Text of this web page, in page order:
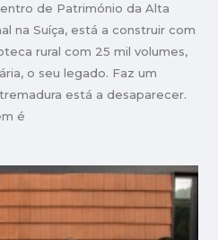
de Património da Alta
na Suíça, está a construir com
rural com 25 mil volumes,
o seu legado. Faz um
está a desaparecer.
é